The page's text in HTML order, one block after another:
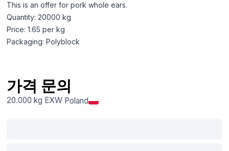
This is an offer for pork whole ears.
Quantity: 20000 kg
Price: 1.65 per kg
Packaging: Polyblock
가격 문의
20.000 kg EXW Poland